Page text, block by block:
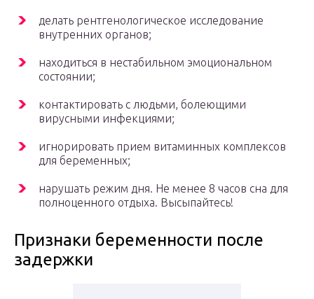
делать рентгенологическое исследование
внутренних органов;
находиться в нестабильном эмоциональном
состоянии;
контактировать с людьми, болеющими
вирусными инфекциями;
игнорировать прием витаминных комплексов
для беременных;
нарушать режим дня. Не менее 8 часов сна для
полноценного отдыха. Высыпайтесь!
Признаки беременности после
задержки